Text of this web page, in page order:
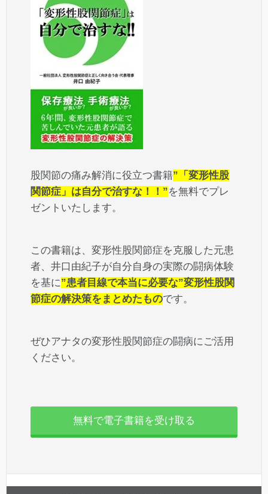
股関節の痛み解消に役立つ書籍”「変形性股
関節症」は自分で治すな！！”を無料でプレ
ゼントいたします。
この書籍は、変形性股関節症を克服した元患
者、井口由紀子が自分自身の実際の闘病体験
を基に”患者目線で本当に必要な”変形性股関
節症の解決策をまとめたものです。
ぜひアナタの変形性股関節症の闘病にご活用
ください。
無料で電子書籍を受け取る